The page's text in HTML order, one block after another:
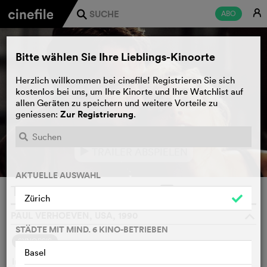
ABO E
j
Total Recall
SYNOPSIS
In ferner Zukunft führt Bauarbeiter Douglas Quaid ein
Bitte wählen Sie Ihre Lieblings-Kinoorte
Herzlich willkommen bei cinefile! Registrieren Sie sich
kostenlos bei uns, um Ihre Kinorte und Ihre Watchlist auf
allen Geräten zu speichern und weitere Vorteile zu
geniessen: Zur Registrierung.
AKTUELLE AUSWAHL
Zürich
STÄDTE MIT MIND. 6 KINO-BETRIEBEN
Basel